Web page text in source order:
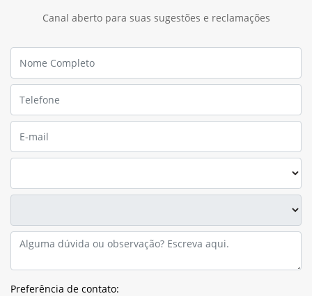
Canal aberto para suas sugestões e reclamações
Preferência de contato: